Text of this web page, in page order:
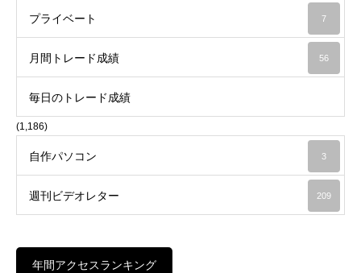
プライベート 7
月間トレード成績 56
毎日のトレード成績
(1,186)
自作パソコン 3
週刊ビデオレター 209
年間アクセスランキング